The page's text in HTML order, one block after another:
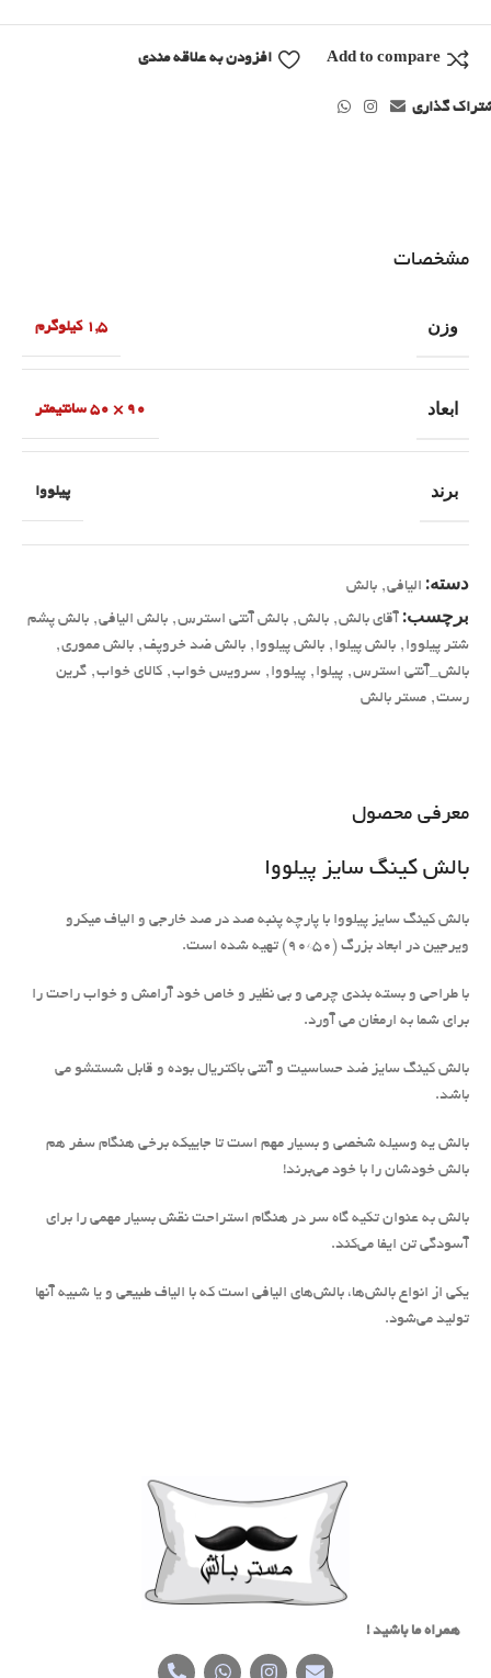
Add to compare افزودن به علاقه مندی
گذاری
معرفی محصول
بالش کینگ سایز پیلووا
بالش کینگ سایز پیلووا با پارچه پنبه صد در صد خارجی و الیاف میکرو
ویرجین در ابعاد بزرگ (50*90) تهیه شده است.
با طراحی و بسته بندی چرمی و بی نظیر و خاص خود آرامش و خواب راحت را
برای شما به ارمغان می آورد.
بالش کینگ سایز ضد حساسیت و آنتی باکتریال بوده و قابل شستشو می
باشد.
بالش یه وسیله شخصی و بسیار مهم است تا جاییکه برخی هنگام سفر هم
بالش خودشان را با خود می‌برند!
بالش به عنوان تکیه گاه سر در هنگام استراحت نقش بسیار مهمی را برای
آسودگی تن ایفا می‌کند.
یکی از انواع بالش‌ها، بالش‌های الیافی است که با الیاف طبیعی و یا شبیه آنها
تولید می‌شود.
مشخصات
وزن 1,5 کیلوگرم
ابعاد 90 × 50 سانتیمتر
برند پیلووا
دسته: الیافی, بالش
برچسب: آقای بالش, بالش, بالش آنتی استرس, بالش الیافی, بالش پشم
شتر پیلووا , بالش پیلوا , بالش پیلووا , بالش ضد خروپف, بالش مموری,
بالش_آنتی استرس, پیلوا , پیلووا , سرویس خواب, کالای خواب, گرین
رست, مستر بالش
همراه ما باشید !